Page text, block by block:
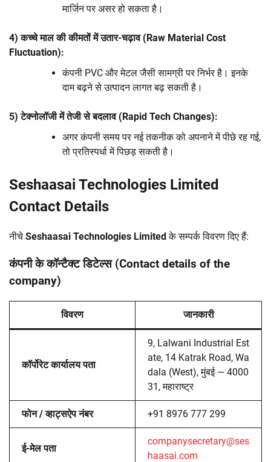
मार्जिन पर असर हो सकता है।
4) कच्चे माल की कीमतों में उतार-चढ़ाव (Raw Material Cost
Fluctuation):
कंपनी PVC और मेटल जैसी सामग्री पर निर्भर है। इनके
दाम बढ़ने से उत्पादन लागत बढ़ सकती है।
5) टेक्नोलॉजी में तेजी से बदलाव (Rapid Tech Changes):
अगर कंपनी समय पर नई तकनीक को अपनाने में पीछे रह गई,
तो प्रतिस्पर्धा में पिछड़ सकती है।
Seshaasai Technologies Limited
Contact Details
नीचे Seshaasai Technologies Limitedके सम्पर्क विवरण दिए हैं:
कंपनी के कॉन्टैक्ट डिटेल्स (Contact details of the
company)
विवरण जानकारी
कॉर्पोरेट कार्यालय पता
9, Lalwani Industrial Est
ate, 14 Katrak Road, Wa
dala (West), मुंबई — 4000
31, महाराष्ट्र
फोन / व्हाट्सऐप नंबर +91 8976 777 299
ई-मेल पता
companysecretary@ses
haasai.com